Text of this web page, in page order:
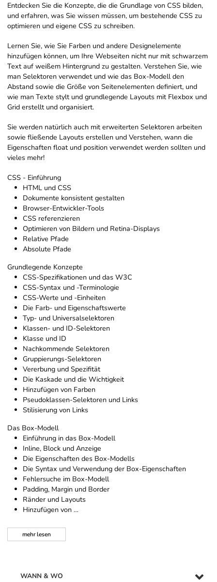
Entdecken Sie die Konzepte, die die Grundlage von CSS bilden,
und erfahren, was Sie wissen müssen, um bestehende CSS zu
optimieren und eigene CSS zu schreiben.
Lernen Sie, wie Sie Farben und andere Designelemente
hinzufügen können, um Ihre Webseiten nicht nur mit schwarzem
Text auf weißem Hintergrund zu gestalten. Verstehen Sie, wie
man Selektoren verwendet und wie das Box-Modell den
Abstand sowie die Größe von Seitenelementen definiert, und
wie man Texte stylt und grundlegende Layouts mit Flexbox und
Grid erstellt und organisiert.
Sie werden natürlich auch mit erweiterten Selektoren arbeiten
sowie fließende Layouts erstellen und Verstehen, wann die
Eigenschaften float und position verwendet werden sollten und
vieles mehr!
CSS - Einführung
HTML und CSS
Dokumente konsistent gestalten
Browser-Entwickler-Tools
CSS referenzieren
Optimieren von Bildern und Retina-Displays
Relative Pfade
Absolute Pfade
Grundlegende Konzepte
CSS-Spezifikationen und das W3C
CSS-Syntax und -Terminologie
CSS-Werte und -Einheiten
Die Farb- und Eigenschaftswerte
Typ- und Universalselektoren
Klassen- und ID-Selektoren
Klasse und ID
Nachkommende Selektoren
Gruppierungs-Selektoren
Vererbung und Spezifität
Die Kaskade und die Wichtigkeit
Hinzufügen von Farben
Pseudoklassen-Selektoren und Links
Stilisierung von Links
Das Box-Modell
Einführung in das Box-Modell
Inline, Block und Anzeige
Die Eigenschaften des Box-Modells
Die Syntax und Verwendung der Box-Eigenschaften
Fehlersuche im Box-Modell
Padding, Margin und Border
Ränder und Layouts
Hinzufügen von …
mehrlesen
WANN & WO